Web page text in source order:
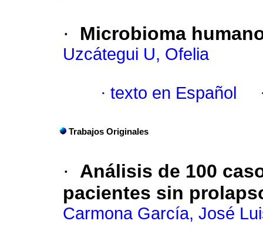
· Microbioma
Uzcátegui U, Ofelia
· texto en Español
Trabajos Originales
·
Análisis de 100
pacientes sin
Carmona García, José